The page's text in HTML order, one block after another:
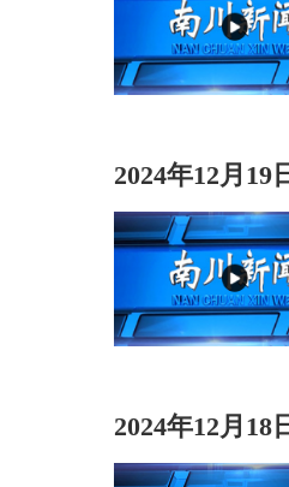
2024年12月19
2024年12月18